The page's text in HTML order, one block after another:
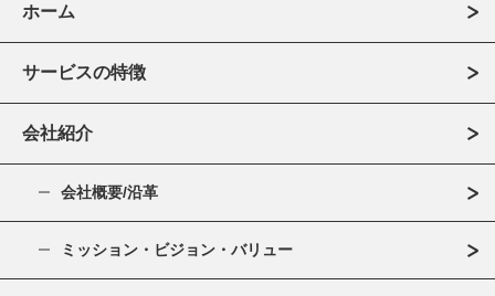
ホーム
サービスの特徴
会社紹介
会社概要/沿革
ミッション・ビジョン・バリュー